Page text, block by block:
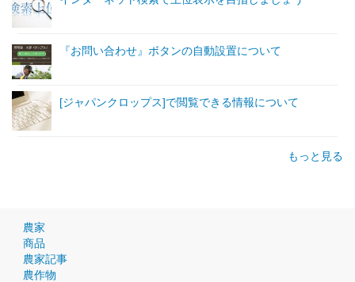
『お問い合わせ』ボタンの自動設置について
[ジャパンクロップス]で閲覧できる情報について
もっと見る
農家
商品
農家記事
農作物